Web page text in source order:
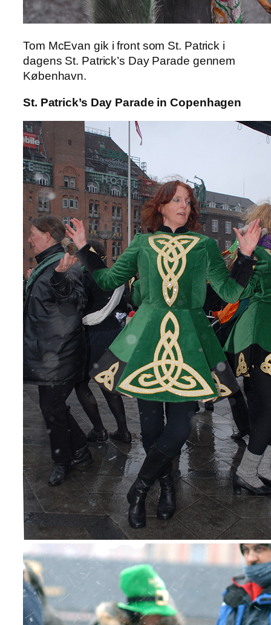
Tom McEvan gik i front som St. Patrick i
dagens St. Patrick’s Day Parade gennem
København.
St. Patrick’s Day Parade in Copenhagen